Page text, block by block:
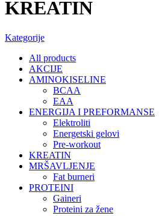
KREATIN
Kategorije
All products
AKCIJE
AMINOKISELINE
BCAA
EAA
ENERGIJA I PREFORMANSE
Elektroliti
Energetski gelovi
Pre-workout
KREATIN
MRŠAVLJENJE
Fat burneri
PROTEINI
Gaineri
Proteini za žene